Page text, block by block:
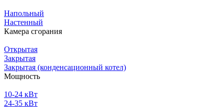
Напольный
Настенный
Камера сгорания
Открытая
Закрытая
Закрытая (конденсационный котел)
Мощность
10-24 кВт
24-35 кВт